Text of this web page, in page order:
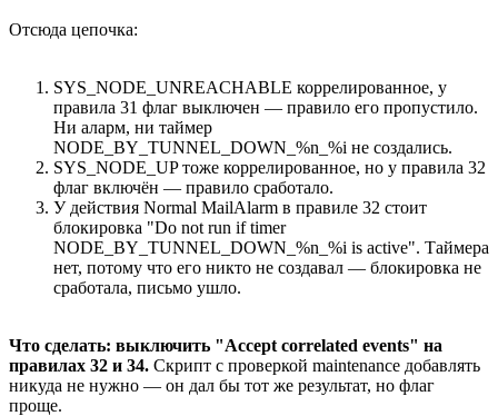
Отсюда цепочка:
SYS_NODE_UNREACHABLE коррелированное, у
правила 31 флаг выключен — правило его пропустило.
Ни аларм, ни таймер
NODE_BY_TUNNEL_DOWN_%n_%i не создались.
SYS_NODE_UP тоже коррелированное, но у правила 32
флаг включён — правило сработало.
У действия Normal MailAlarm в правиле 32 стоит
блокировка "Do not run if timer
NODE_BY_TUNNEL_DOWN_%n_%i is active". Таймера
нет, потому что его никто не создавал — блокировка не
сработала, письмо ушло.
Что сделать: выключить "Accept correlated events" на
правилах 32 и 34. Скрипт с проверкой maintenance добавлять
никуда не нужно — он дал бы тот же результат, но флаг
проще.